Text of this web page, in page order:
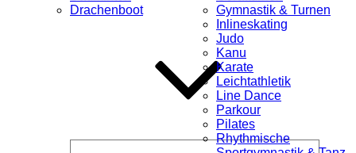
Drachenboot
Gymnastik & Turnen
Inlineskating
Judo
Kanu
Karate
Leichtathletik
Line Dance
Parkour
Pilates
Rhythmische